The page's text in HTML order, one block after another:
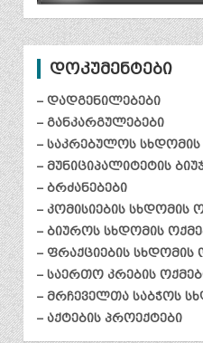
დოკუმენტები
– დადგენილებები
– განკარგულებები
– საკრებულოს სხდომის
– მუნიციპალიტეტის
– ბრძანებები
– კომისიების სხდომის
– ბიუროს სხდომის
– ფრაქციების სხდომის
– საერთო კრების
– მრჩეველთა საბჭოს
– აქტების პროექტები